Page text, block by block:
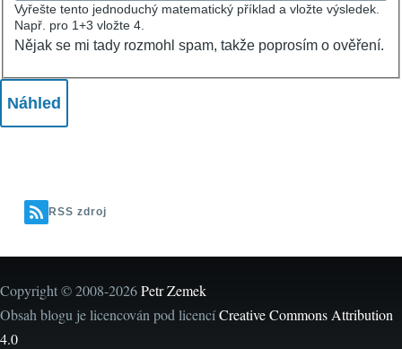
Vyřešte tento jednoduchý matematický příklad a vložte výsledek.
Např. pro 1+3 vložte 4.
Nějak se mi tady rozmohl spam, takže poprosím o ověření.
RSS zdroj
Copyright © 2008-2026Petr Zemek
Obsah blogu je licencován pod licencíCreative Commons Attribution
4.0